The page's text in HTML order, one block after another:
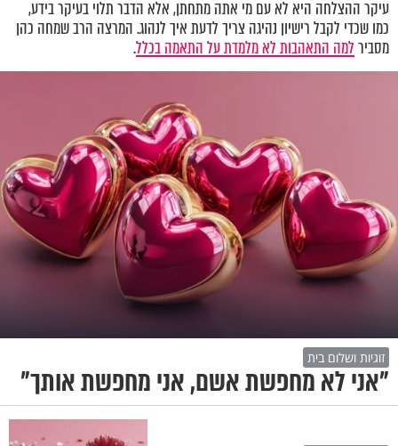
עיקר ההצלחה היא לא עם מי אתה מתחתן, אלא הדבר תלוי בעיקר בידע,
כמו שכדי לקבל רישיון נהיגה צריך לדעת איך לנהוג. המרצה הרב שמחה כהן
מסבירלמה התאהבות לא מלמדת על התאמה בכלל.
זוגיות ושלום בית
"אני לא מחפשת אשם, אני מחפשת אותך"